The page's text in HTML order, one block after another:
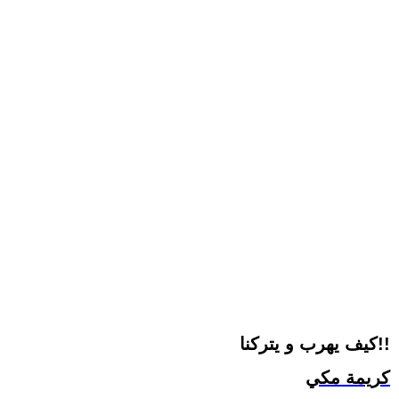
كيف يهرب و يتركنا!!
كريمة مكي